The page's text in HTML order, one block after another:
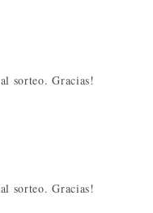
sorteo. Gracias!
sorteo. Gracias!